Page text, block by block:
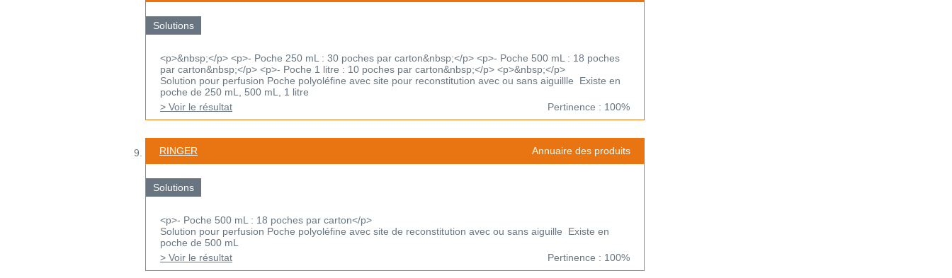
Solutions
<p>&nbsp;</p> <p>- Poche 250 mL : 30 poches par carton&nbsp;</p> <p>- Poche 500 mL : 18 poches
par carton&nbsp;</p> <p>- Poche 1 litre : 10 poches par carton&nbsp;</p> <p>&nbsp;</p>
Solution pour perfusion Poche polyoléfine avec site pour reconstitution avec ou sans aiguillle Existe en
poche de 250 mL, 500 mL, 1 litre
> Voir le résultat
Pertinence : 100%
RINGER Annuaire des produits
Solutions
<p>- Poche 500 mL : 18 poches par carton</p>
Solution pour perfusion Poche polyoléfine avec site de reconstitution avec ou sans aiguille Existe en
poche de 500 mL
> Voir le résultat
Pertinence : 100%